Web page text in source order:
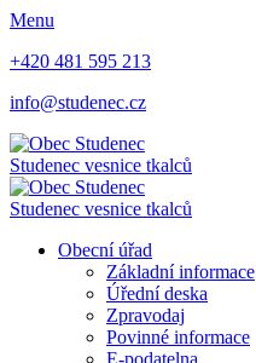
Menu
+420 481 595 213
info@studenec.cz
Studenec vesnice tkalců
Studenec vesnice tkalců
Obecní úřad
Základní informace
Úřední deska
Zpravodaj
Povinné informace
E-podatelna